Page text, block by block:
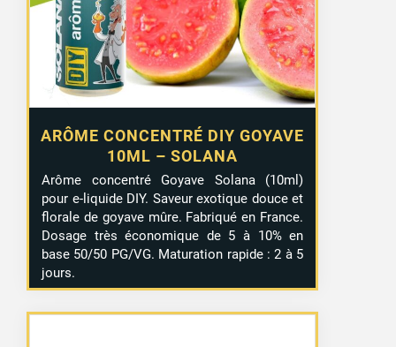
ARÔME CONCENTRÉ DIY GOYAVE
10ML – SOLANA
Arôme concentré Goyave Solana (10ml)
pour e-liquide DIY. Saveur exotique douce et
florale de goyave mûre. Fabriqué en France.
Dosage très économique de 5 à 10% en
base 50/50 PG/VG. Maturation rapide : 2 à 5
jours.